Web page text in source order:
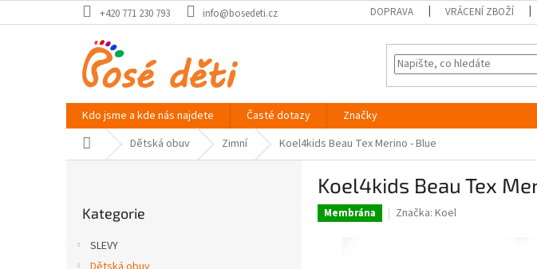
na
+420 771 230 793 info@bosedeti.cz DOPRAVA VRÁCENÍ ZBOŽÍ
Kdo jsme a kde nás najdete Časté dotazy
Značky
Domů Dětská obuv Zimní Koel4kids Beau Tex Merino - Blue
kategorie
Kategorie
SLEVY
Koel4kids Beau Tex
Membrána Značka: Koel